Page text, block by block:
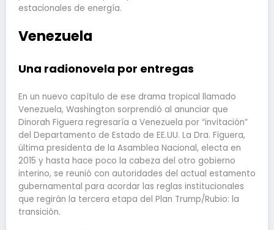
estacionales de energía.
Venezuela
Una radionovela por entregas
En un nuevo capítulo de ese drama tropical llamado
Venezuela, Washington sorprendió al anunciar que
Dinorah Figuera regresaría a Venezuela por “invitación”
del Departamento de Estado de EE.UU. La Dra. Figuera,
última presidenta de la Asamblea Nacional, electa en
2015 y hasta hace poco la cabeza del otro gobierno
interino, se reunió con autoridades del actual estamento
gubernamental para acordar las reglas institucionales
que regirán la tercera etapa del Plan Trump/Rubio: la
transición.